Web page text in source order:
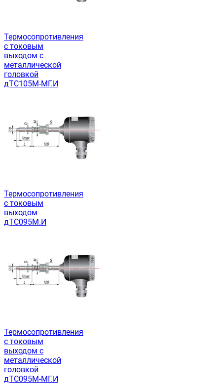
Термосопротивления
с токовым
выходом с
металлической
головкой
дТС105М-МГ.И
Термосопротивления
с токовым
выходом
дТС095М.И
Термосопротивления
с токовым
выходом с
металлической
головкой
дТС095М-МГ.И